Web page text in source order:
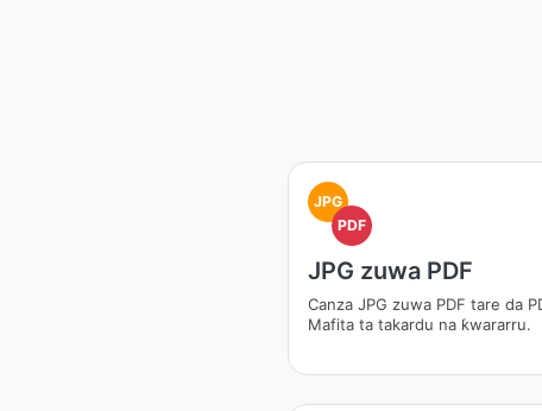
JPG
PDF
JPG zuwa PDF
Canza JPG zuwa PDF tare da
Mafita ta takardu na ƙwararru.